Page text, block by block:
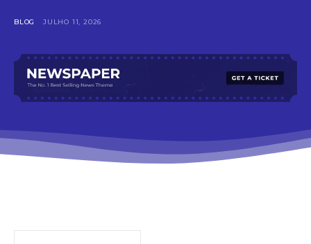
BLOG JULHO 11, 2026